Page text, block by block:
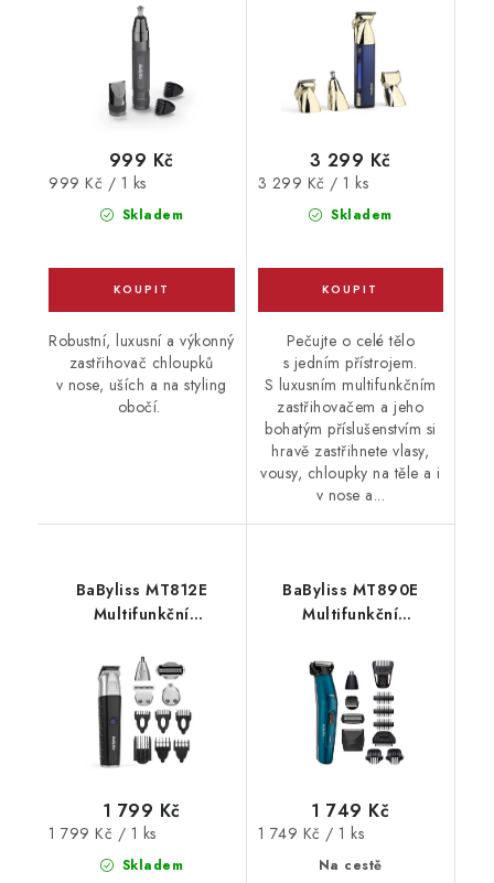
Skladem
999 Kč
Měrná
999 Kč / 1 ks
Robustní, luxusní a výkonný
zastřihovač chloupků
v nose, uších a na styling
obočí.
Skladem
3 299 Kč
Měrná
3 299 Kč / 1 ks
Pečujte o celé tělo
s jedním přístrojem.
S luxusním multifunkčním
zastřihovačem a jeho
bohatým příslušenstvím si
hravě zastřihnete vlasy,
vousy, chloupky na těle a i
v nose a...
BaByliss MT812E
Multifunkční
Skladem
1 799 Kč
Měrná
1 799 Kč / 1 ks
BaByliss MT890E
Multifunkční
Na cestě
1 749 Kč
Měrná
1 749 Kč / 1 ks